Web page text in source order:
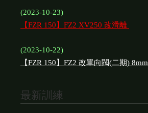
(2023-10-23)
【FZR 150】FZ2 XV250 改滑離
(2023-10-22)
【FZR 150】FZ2 改單向閥(二期) 8mm
最新訓練